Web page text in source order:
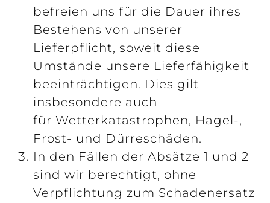
befreien uns für die Dauer ihres
Bestehens von unserer
Lieferpflicht, soweit diese
Umstände unsere Lieferfähigkeit
beeinträchtigen. Dies gilt
insbesondere auch
für Wetterkatastrophen, Hagel-,
Frost- und Dürreschäden.
In den Fällen der Absätze 1 und 2
sind wir berechtigt, ohne
Verpflichtung zum Schadenersatz